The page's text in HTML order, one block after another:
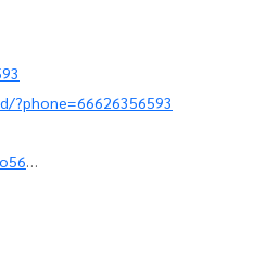
?phone=66626356593
อะ ลีฟวิ่ง แบงค็อก)
สังหาทรัพย์ทุกประเภท